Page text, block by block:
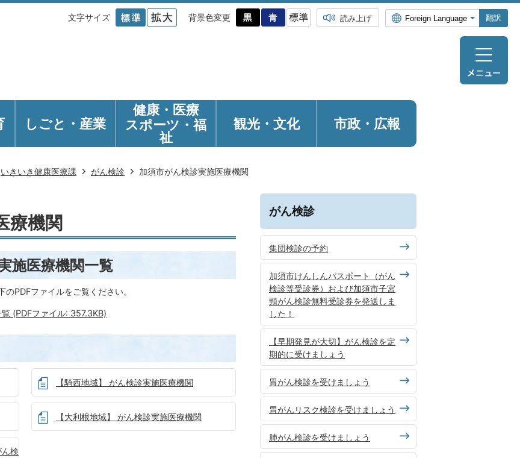
文字サイズ 背景色変更 読み上げ 翻訳
しごと・産業
健康・医療
スポーツ・福
祉
観光・ 文化 市政・広報
いきいき健康医療課 がん検診 加須市がん検診実施医療機関
療機関
施医療機関一覧
PDFファイルをご覧ください。
(PDFファイル: 357.3KB)
【騎西地域】 がん検診実施医療機関
【大利根地域】 がん検診実施医療機関
検
がん検診
集団検診の予約
加須市けんしんパスポート（がん
検診等受診券）および加須市子宮
頸がん検診無料受診券を発送しま
した！
【早期発見が大切】がん検診を定
期的に受けましょう
胃がん検診を受けましょう
胃がんリスク検診を受けましょう
肺がん検診を受けましょう